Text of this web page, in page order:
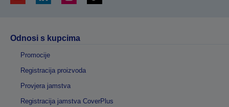
Odnosi s kupcima
Promocije
Registracija proizvoda
Provjera jamstva
Registracija jamstva CoverPlus